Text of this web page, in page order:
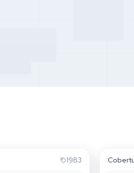
1983